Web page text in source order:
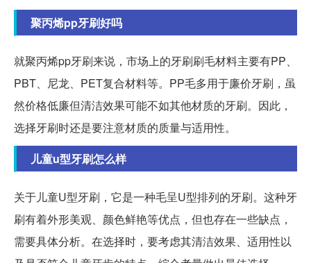
聚丙烯pp牙刷好吗
就聚丙烯pp牙刷来说，市场上的牙刷刷毛材料主要有PP、
PBT、尼龙、PET复合材料等。PP毛多用于廉价牙刷，虽
然价格低廉但清洁效果可能不如其他材质的牙刷。因此，
选择牙刷时还是要注意材质的质量与适用性。
儿童u型牙刷怎么样
关于儿童U型牙刷，它是一种毛呈U型排列的牙刷。这种牙
刷有着外形美观、颜色鲜艳等优点，但也存在一些缺点，
需要具体分析。在选择时，要考虑其清洁效果、适用性以